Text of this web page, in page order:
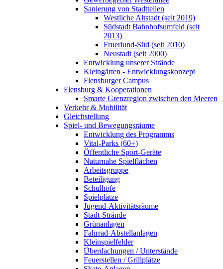
Sanierung von Stadtteilen
Westliche Altstadt (seit 2019)
Südstadt Bahnhofsumfeld (seit
2013)
Fruerlund-Süd (seit 2010)
Neustadt (seit 2000)
Entwicklung unserer Strände
Kleingärten - Entwicklungskonzept
Flensburger Campus
Flensburg & Kooperationen
Smarte Grenzregion zwischen den Meeren
Verkehr & Mobilität
Gleichstellung
Spiel- und Bewegungsräume
Entwicklung des Programms
Vital-Parks (60+)
Öffentliche Sport-Geräte
Naturnahe Spielflächen
Arbeitsgruppe
Beteiligung
Schulhöfe
Spielplätze
Jugend-Aktivitätsräume
Stadt-Strände
Grünanlagen
Fahrrad-Abstellanlagen
Kleinspielfelder
Überdachungen / Unterstände
Feuerstellen / Grillplätze